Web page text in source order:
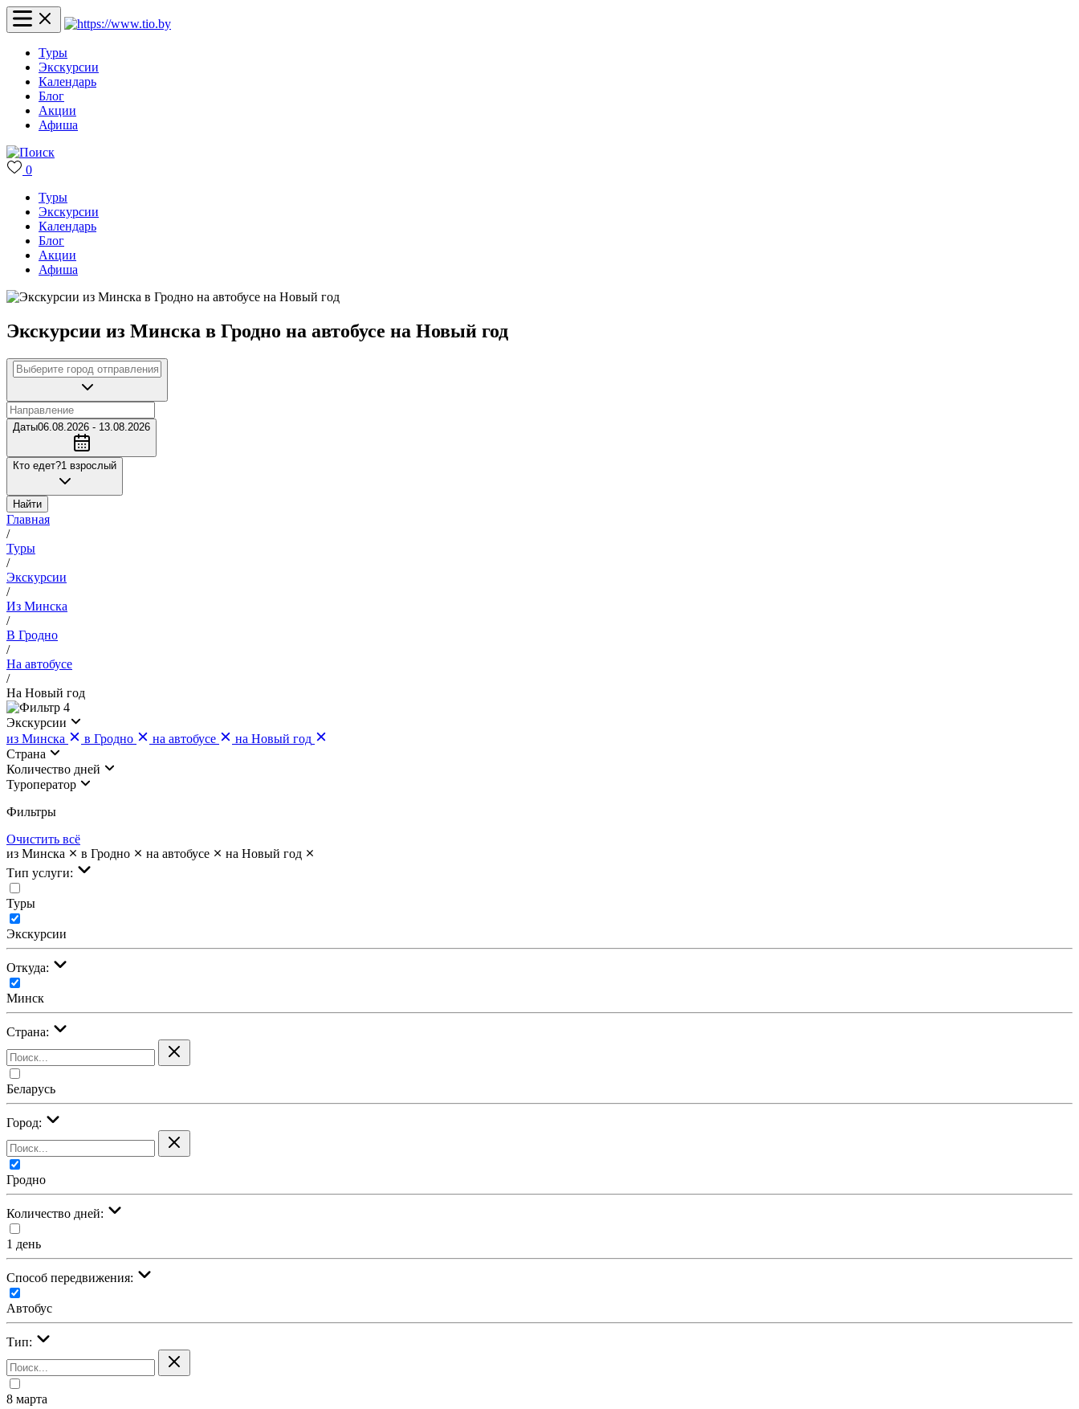
Туры
Экскурсии
Календарь
Блог
Акции
Афиша
0
Туры
Экскурсии
Календарь
Блог
Акции
Афиша
Экскурсии из Минска в Гродно на автобусе на Новый год
Даты06.08.2026 - 13.08.2026
Кто едет?1 взрослый
Найти
Главная
/
Туры
/
Экскурсии
/
Из Минска
/
В Гродно
/
На автобусе
/
На Новый год
4
Экскурсии
из Минска
в Гродно на автобусе
на Новый год
Страна
Количество дней
Туроператор
Фильтры
Очистить всё
из Минска
в Гродно на автобусе
на Новый год
Тип услуги:
Туры
Экскурсии
Откуда:
Минск
Страна:
Беларусь
Город:
Гродно
Количество дней:
1 день
Cпособ передвижения:
Автобус
Тип:
8 марта